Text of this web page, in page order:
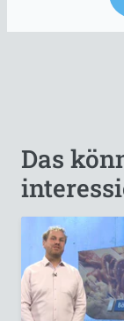
Das